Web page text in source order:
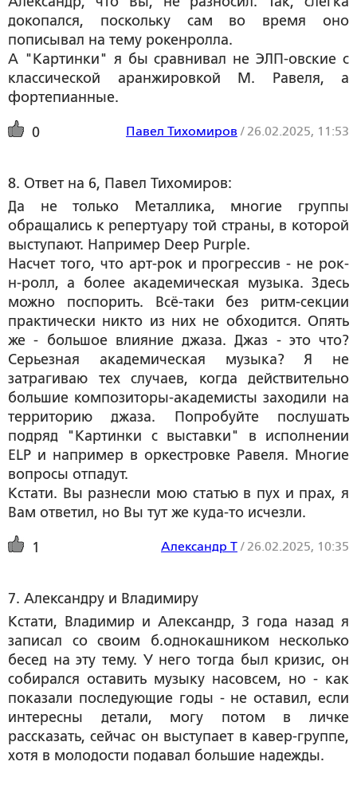
докопался, поскольку сам во время оно
пописывал на тему рокенролла.
А "Картинки" я бы сравнивал не ЭЛП-овские с
классической аранжировкой М. Равеля, а
фортепианные.
0 Павел Тихомиров / 26.02.2025, 11:53
8. Ответ на 6, Павел Тихомиров:
Да не только Металлика, многие группы
обращались к репертуару той страны, в которой
выступают. Например Deep Purple.
Насчет того, что арт-рок и прогрессив - не рок-
н-ролл, а более академическая музыка. Здесь
можно поспорить. Всё-таки без ритм-секции
практически никто из них не обходится. Опять
же - большое влияние джаза. Джаз - это что?
Серьезная академическая музыка? Я не
затрагиваю тех случаев, когда действительно
большие композиторы-академисты заходили на
территорию джаза. Попробуйте послушать
подряд "Картинки с выставки" в исполнении
ELP и например в оркестровке Равеля. Многие
вопросы отпадут.
Кстати. Вы разнесли мою статью в пух и прах, я
Вам ответил, но Вы тут же куда-то исчезли.
1 Александр Т/ 26.02.2025, 10:35
7. Александру и Владимиру
Кстати, Владимир и Александр, 3 года назад я
записал со своим б.однокашником несколько
бесед на эту тему. У него тогда был кризис, он
собирался оставить музыку насовсем, но - как
показали последующие годы - не оставил, если
интересны детали, могу потом в личке
рассказать, сейчас он выступает в кавер-группе,
хотя в молодости подавал большие надежды.